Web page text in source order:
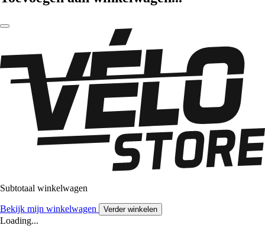
Subtotaal winkelwagen
Bekijk mijn winkelwagen Verder winkelen
Loading...